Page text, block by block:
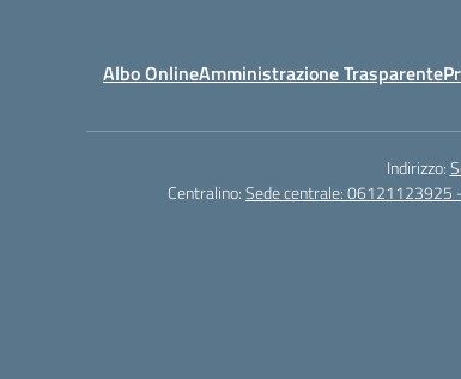
Albo OnlineAmministrazione Trasparente
Indirizzo:
Centralino:Sede centrale: